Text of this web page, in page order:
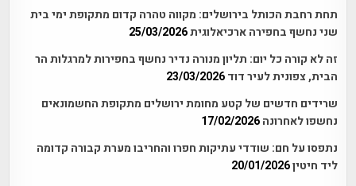
תחת רחבת הכותל בירושלים: מקווה טהרה קדום מתקופת ימי בית
שני נחשף בחפירה ארכיאלוגית25/03/2026
זה לא קורה כל יום: תליון מנורה נדיר נחשף בחפירות למרגלות הר
הבית, צפונית לעיר דוד 23/03/2026
שרידים חדשים של קטע מחומת ירושלים מתקופת החשמונאים
נחשפו לאחרונה 17/02/2026
נתפסו על חם: שודדי עתיקות חפרו והחריבו מערת קבורה קדומה
ליד חיטין20/01/2026